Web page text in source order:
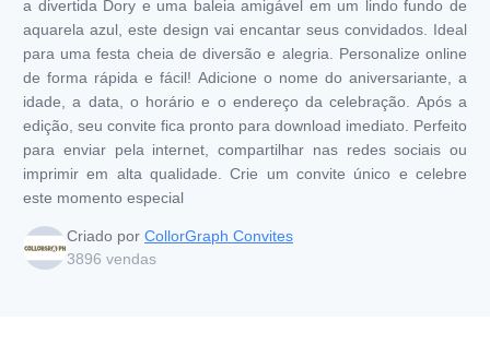
a divertida Dory e uma baleia amigável em um lindo fundo de
aquarela azul, este design vai encantar seus convidados. Ideal
para uma festa cheia de diversão e alegria. Personalize online
de forma rápida e fácil! Adicione o nome do aniversariante, a
idade, a data, o horário e o endereço da celebração. Após a
edição, seu convite fica pronto para download imediato. Perfeito
para enviar pela internet, compartilhar nas redes sociais ou
imprimir em alta qualidade. Crie um convite único e celebre
este momento especial
Criado por CollorGraph Convites
3896 vendas